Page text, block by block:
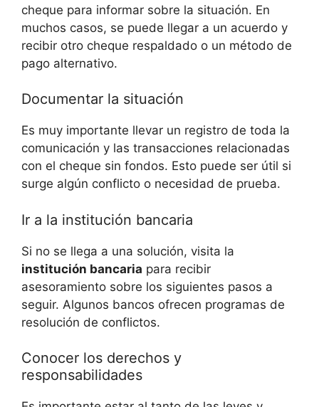
cheque para informar sobre la situación. En
muchos casos, se puede llegar a un acuerdo y
recibir otro cheque respaldado o un método de
pago alternativo.
Documentar la situación
Es muy importante llevar un registro de toda la
comunicación y las transacciones relacionadas
con el cheque sin fondos. Esto puede ser útil si
surge algún conflicto o necesidad de prueba.
Ir a la institución bancaria
Si no se llega a una solución, visita la
institución bancaria para recibir
asesoramiento sobre los siguientes pasos a
seguir. Algunos bancos ofrecen programas de
resolución de conflictos.
Conocer los derechos y
responsabilidades